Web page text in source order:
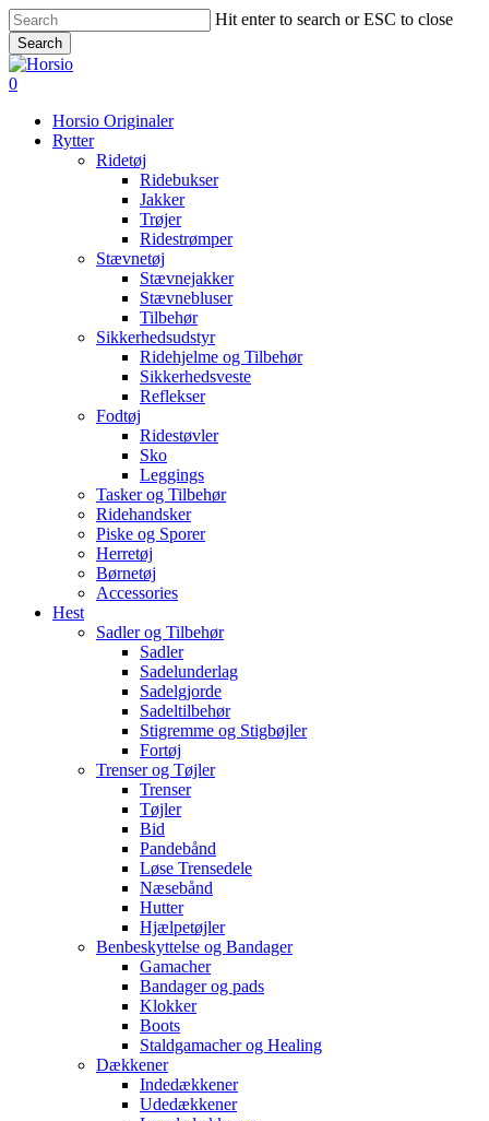
Skip
to
main
content
Hit enter to search or ESC to close
Search
Close
Search
search
account
0
Horsio Originaler
Rytter
Ridetøj
Ridebukser
Jakker
Trøjer
Ridestrømper
Stævnetøj
Stævnejakker
Stævnebluser
Tilbehør
Sikkerhedsudstyr
Ridehjelme og Tilbehør
Sikkerhedsveste
Reflekser
Fodtøj
Ridestøvler
Sko
Leggings
Tasker og Tilbehør
Ridehandsker
Piske og Sporer
Herretøj
Børnetøj
Accessories
Hest
Sadler og Tilbehør
Sadler
Sadelunderlag
Sadelgjorde
Sadeltilbehør
Stigremme og Stigbøjler
Fortøj
Trenser og Tøjler
Trenser
Tøjler
Bid
Pandebånd
Løse Trensedele
Næsebånd
Hutter
Hjælpetøjler
Benbeskyttelse og Bandager
Gamacher
Bandager og pads
Klokker
Boots
Staldgamacher og Healing
Dækkener
Indedækkener
Udedækkener